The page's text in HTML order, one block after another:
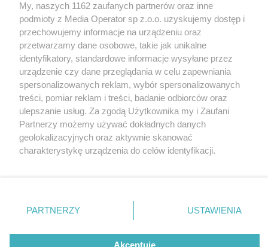
1 / 0
Wydawca mediów lokalnych
Nie zapomnij
zapoznać się z:
polityką prywatności regulamin korzystania z portali
Twojemiasto
Piekary Śląskie
Chorzów
Tarnowskie Góry
Gliwice
Skontakuj sięz nami
Kontakt
Wydawca
Redakcja
My, naszych 1162 zaufanych partnerów oraz inne
podmioty z Media Operator sp z.o.o. uzyskujemy dostęp i
przechowujemy informacje na urządzeniu oraz
przetwarzamy dane osobowe, takie jak unikalne
identyfikatory, standardowe informacje wysyłane przez
urządzenie czy dane przeglądania w celu zapewniania
spersonalizowanych reklam, wybór spersonalizowanych
treści, pomiar reklam i treści, badanie odbiorców oraz
ulepszanie usług. Za zgodą Użytkownika my i Zaufani
Partnerzy możemy używać dokładnych danych
geolokalizacyjnych oraz aktywnie skanować
charakterystykę urządzenia do celów identyfikacji.
zmienić/wycofać klikając przycisk ustawień prywatności
znajdujący się w lewym dolnym rogu strony
rodzaje przetwarzania danych nie wymagają zgody
użytkownika, ale masz prawo sprzeciwić się takiemu
PARTNERZY USTAWIENIA
Akceptuję